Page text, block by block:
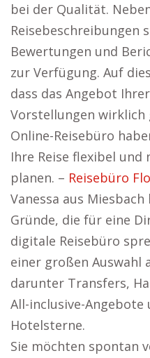
bei der Qualität.
Reisebeschreibungen
Bewertungen und
zur Verfügung. Auf
dass das Angebot
Vorstellungen wirklich
Online-Reisebüro
Ihre Reise flexibel und
planen. – Reisebüro
Vanessa aus
Gründe, die für eine
digitale Reisebüro
einer großen Auswahl
darunter Transfers,
All-inclusive-Angebote
Hotelsterne.
Sie möchten spontan